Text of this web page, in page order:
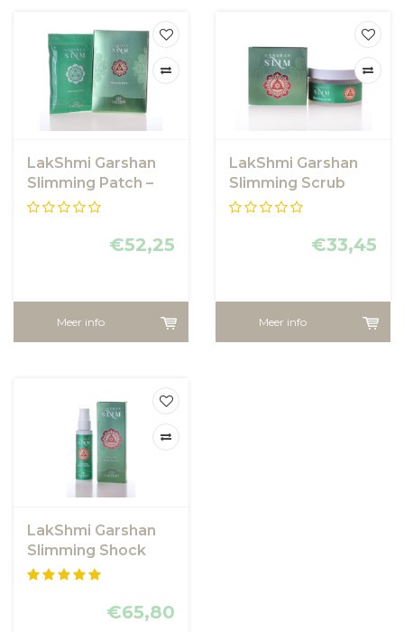
LakShmi Garshan
Slimming Patch –
30 stuks
€52,25
Meer info
LakShmi Garshan
Slimming Scrub
€33,45
Meer info
LakShmi Garshan
Slimming Shock
Therapy
€65,80